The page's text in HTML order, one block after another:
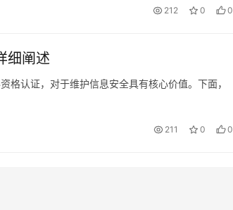
212 0 0
细阐述
格认证，对于维护信息安全具有核心价值。下面，
211 0 0